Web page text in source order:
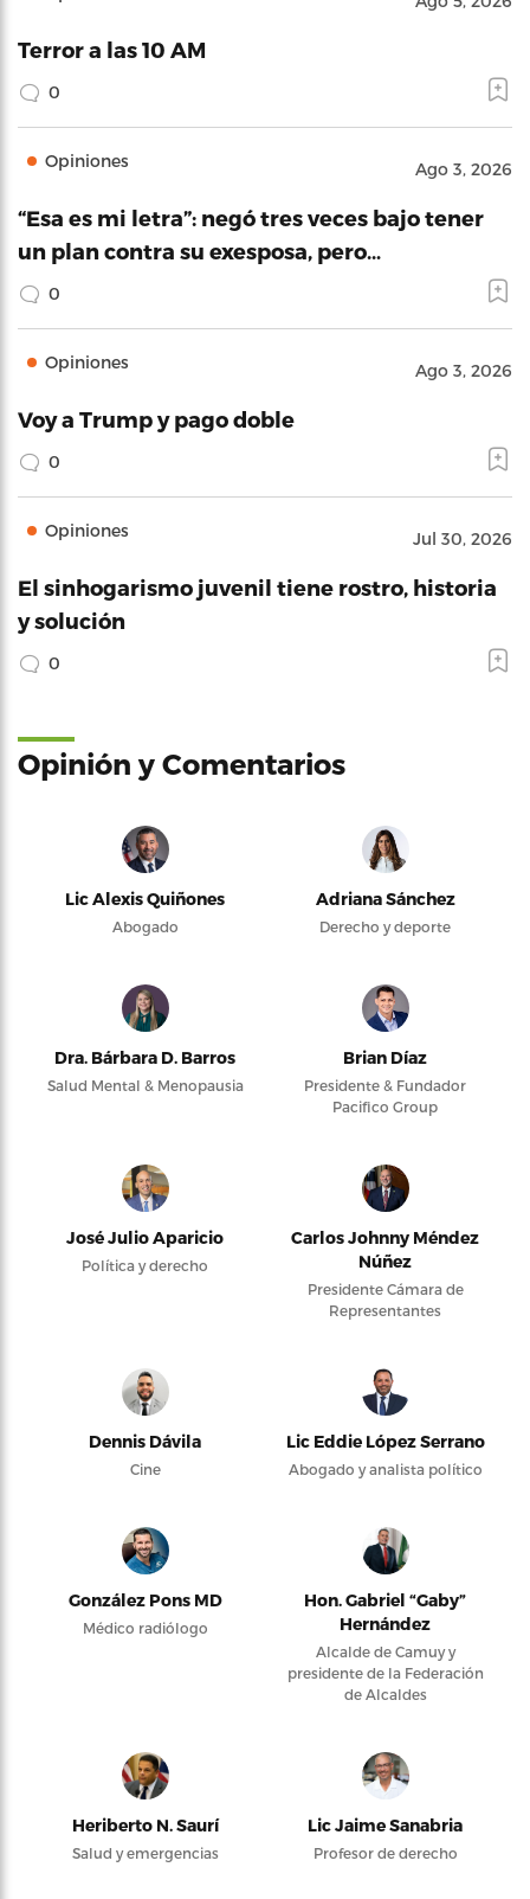
Terror a las 10 AM
0
Opiniones Ago 3, 2026
“Esa es mi letra”: negó tres veces bajo tener
un plan contra su exesposa, pero…
0
Opiniones Ago 3, 2026
Voy a Trump y pago doble
0
Opiniones Jul 30, 2026
El sinhogarismo juvenil tiene rostro, historia
y solución
0
Opinión y Comentarios
Lic Alexis Quiñones
Abogado
Adriana Sánchez
Derecho y deporte
Dra. Bárbara D. Barros
Salud Mental & Menopausia
Brian Díaz
Presidente & Fundador
Pacifico Group
José Julio Aparicio
Política y derecho
Carlos Johnny Méndez
Núñez
Presidente Cámara de
Representantes
Dennis Dávila
Cine
Lic Eddie López Serrano
Abogado y analista político
González Pons MD
Médico radiólogo
Hon. Gabriel “Gaby”
Hernández
Alcalde de Camuy y
presidente de la Federación
de Alcaldes
Heriberto N. Saurí
Salud y emergencias
Lic Jaime Sanabria
Profesor de derecho